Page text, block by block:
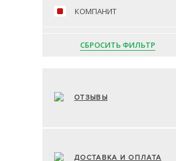
КОМПАНИТ
СБРОСИТЬ ФИЛЬТР
ОТЗЫВЫ
ДОСТАВКА И ОПЛАТА